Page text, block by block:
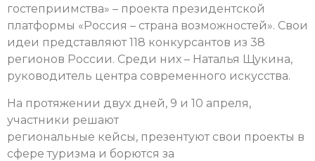
гостеприимства» – проекта президентской
платформы «Россия – страна возможностей». Свои
идеи представляют 118 конкурсантов из 38
регионов России. Среди них – Наталья Щукина,
руководитель центра современного искусства.
На протяжении двух дней, 9 и 10 апреля,
участники решают
региональные кейсы, презентуют свои проекты в
сфере туризма и борются за